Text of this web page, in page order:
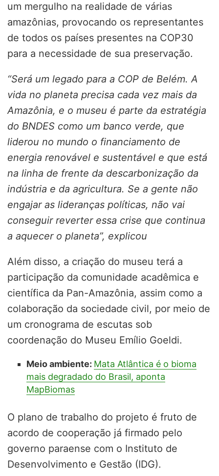
um mergulho na realidade de várias
amazônias, provocando os representantes
de todos os países presentes na COP30
para a necessidade de sua preservação.
“Será um legado para a COP de Belém. A
vida no planeta precisa cada vez mais da
Amazônia, e o museu é parte da estratégia
do BNDES como um banco verde, que
liderou no mundo o financiamento de
energia renovável e sustentável e que está
na linha de frente da descarbonização da
indústria e da agricultura. Se a gente não
engajar as lideranças políticas, não vai
conseguir reverter essa crise que continua
a aquecer o planeta”, explicou
Além disso, a criação do museu terá a
participação da comunidade acadêmica e
científica da Pan-Amazônia, assim como a
colaboração da sociedade civil, por meio de
um cronograma de escutas sob
coordenação do Museu Emílio Goeldi.
Meio ambiente: Mata Atlântica é o bioma
mais degradado do Brasil, aponta
MapBiomas
O plano de trabalho do projeto é fruto de
acordo de cooperação já firmado pelo
governo paraense com o Instituto de
Desenvolvimento e Gestão (IDG).